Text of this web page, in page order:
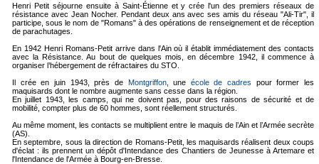
Henri Petit séjourne ensuite à Saint-Étienne et y crée l'un des premiers réseaux de
résistance avec Jean Nocher. Pendant deux ans avec ses amis du réseau "Ali-Tir", il
participe, sous le nom de "Romans" à des opérations de renseignement et de réception
de parachutages.
En 1942 Henri Romans-Petit arrive dans l'Ain où il établit immédiatement des contacts
avec la Résistance. Au bout de quelques mois, en décembre 1942, il commence à
organiser l’hébergement de réfractaires du STO.
Il crée en juin 1943, près de Montgriffon, une école de cadres pour former les
maquisards dont le nombre augmente sans cesse dans la région.
En juillet 1943, les camps, qui ne doivent pas, pour des raisons de sécurité et de
mobilité, compter plus de 60 hommes, sont réellement structurés.
Au même moment, les contacts se multiplient entre le maquis de l’Ain et l’Armée secrète
(AS).
En septembre, sous la direction de Romans-Petit, les maquisards réalisent deux coups
d'éclat : ils prennent un dépôt d'Intendance des Chantiers de Jeunesse à Artemare et
l'Intendance de l'Armée à Bourg-en-Bresse.